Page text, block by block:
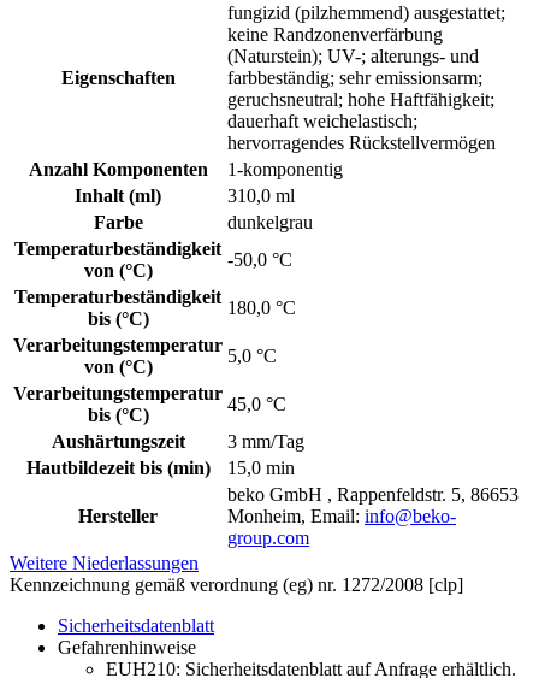
Eigenschaften
fungizid (pilzhemmend) ausgestattet;
keine Randzonenverfärbung
(Naturstein); UV-; alterungs- und
farbbeständig; sehr emissionsarm;
geruchsneutral; hohe Haftfähigkeit;
dauerhaft weichelastisch;
hervorragendes Rückstellvermögen
Anzahl Komponenten
1-komponentig
Inhalt (ml)
310,0 ml
Farbe
dunkelgrau
Temperaturbeständigkeit
von (°C)
-50,0 °C
Temperaturbeständigkeit
bis (°C)
180,0 °C
Verarbeitungstemperatur
von (°C)
5,0 °C
Verarbeitungstemperatur
bis (°C)
45,0 °C
Aushärtungszeit
3 mm/Tag
Hautbildezeit bis (min)
15,0 min
Hersteller
beko GmbH , Rappenfeldstr. 5, 86653
Monheim, Email: info@beko-
group.com
Weitere Niederlassungen
Kennzeichnung gemäß verordnung (eg) nr. 1272/2008 [clp]
Sicherheitsdatenblatt
Gefahrenhinweise
EUH210: Sicherheitsdatenblatt auf Anfrage erhältlich.